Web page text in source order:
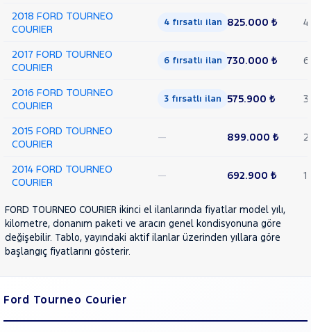
2018 FORD TOURNEO
COURIER
4 fırsatlı ilan 825.000 ₺ 4
2017 FORD TOURNEO
COURIER
6 fırsatlı ilan 730.000 ₺ 6
2016 FORD TOURNEO
COURIER
3 fırsatlı ilan 575.900 ₺ 3
2015 FORD TOURNEO
COURIER
— 899.000 ₺ 2
2014 FORD TOURNEO
COURIER
— 692.900 ₺ 1
FORD TOURNEO COURIER ikinci el ilanlarında fiyatlar model yılı,
kilometre, donanım paketi ve aracın genel kondisyonuna göre
değişebilir. Tablo, yayındaki aktif ilanlar üzerinden yıllara göre
başlangıç fiyatlarını gösterir.
Ford Tourneo Courier